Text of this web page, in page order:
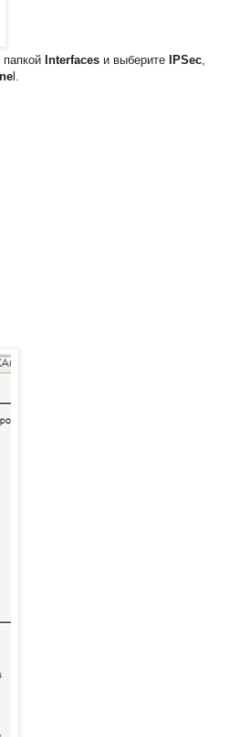
Interfaces и выберите IPSec